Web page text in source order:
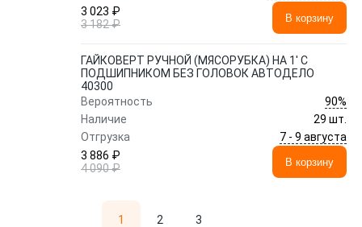
3 023 ₽
3 182 ₽
В корзину
ГАЙКОВЕРТ РУЧНОЙ (МЯСОРУБКА) НА 1' С
ПОДШИПНИКОМ БЕЗ ГОЛОВОК АВТОДЕЛО
40300
Вероятность
90%
Наличие
29 шт.
Отгрузка
7 - 9 августа
3 886 ₽
4 090 ₽
В корзину
1 2 3